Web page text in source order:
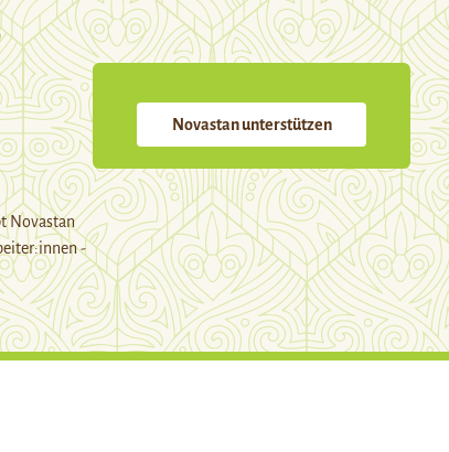
Novastan
-
Novastan unterstützen